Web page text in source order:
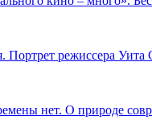
Портрет режиссера Уита
нет. О природе